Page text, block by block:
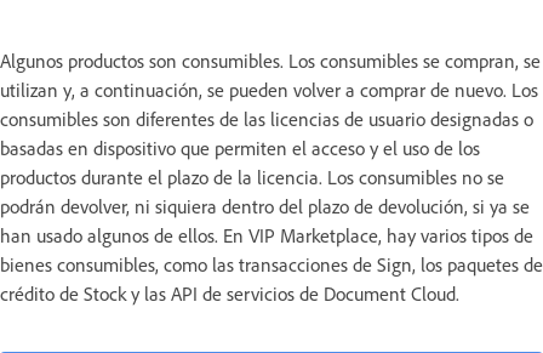
Algunos productos son consumibles. Los consumibles se compran, se
utilizan y, a continuación, se pueden volver a comprar de nuevo. Los
consumibles son diferentes de las licencias de usuario designadas o
basadas en dispositivo que permiten el acceso y el uso de los
productos durante el plazo de la licencia. Los consumibles no se
podrán devolver, ni siquiera dentro del plazo de devolución, si ya se
han usado algunos de ellos. En VIP Marketplace, hay varios tipos de
bienes consumibles, como las transacciones de Sign, los paquetes de
crédito de Stock y las API de servicios de Document Cloud.